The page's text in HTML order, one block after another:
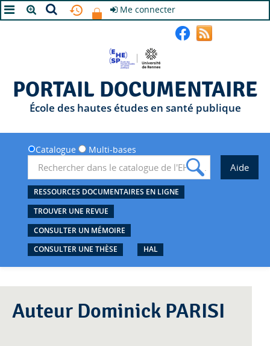
Me connecter
PORTAIL DOCUMENTAIRE
École des hautes études en santé publique
Catalogue Multi-bases
RESSOURCES DOCUMENTAIRES EN LIGNE
TROUVER UNE REVUE
CONSULTER UN MÉMOIRE
CONSULTER UNE THÈSE
HAL
Auteur Dominick PARISI